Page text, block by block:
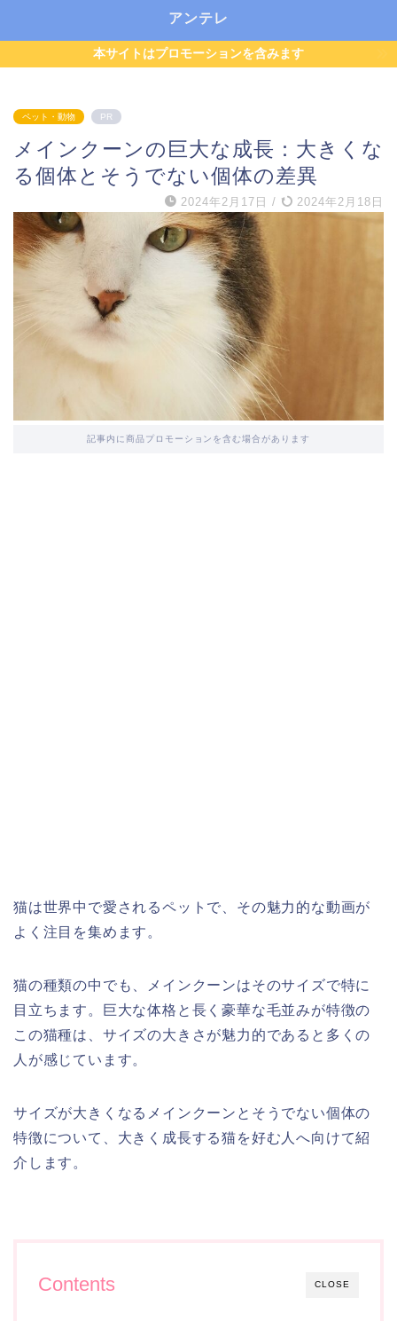
アンテレ
本サイトはプロモーションを含みます
ペット・動物 PR
メインクーンの巨大な成長：大きくな
る個体とそうでない個体の差異
2024年2月17日 / 2024年2月18日
記事内に商品プロモーションを含む場合があります
猫は世界中で愛されるペットで、その魅力的な動画が
よく注目を集めます。
猫の種類の中でも、メインクーンはそのサイズで特に
目立ちます。巨大な体格と長く豪華な毛並みが特徴の
この猫種は、サイズの大きさが魅力的であると多くの
人が感じています。
サイズが大きくなるメインクーンとそうでない個体の
特徴について、大きく成長する猫を好む人へ向けて紹
介します。
CLOSE
Contents